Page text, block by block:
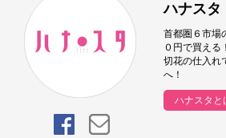
ハナスタ
首都圏６市場
０円で買える！
切花の仕入れ
へ！
ハナスタと